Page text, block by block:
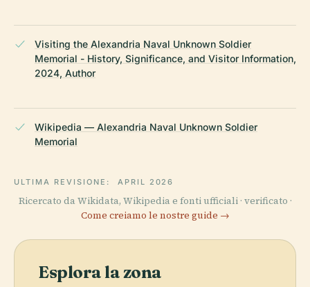
Visiting the Alexandria Naval Unknown Soldier
Memorial - History, Significance, and Visitor Information,
2024, Author
Wikipedia — Alexandria Naval Unknown Soldier
Memorial
ULTIMA REVISIONE: APRIL 2026
Ricercato da Wikidata, Wikipedia e fonti ufficiali · verificato ·
Come creiamo le nostre guide →
Esplora la zona